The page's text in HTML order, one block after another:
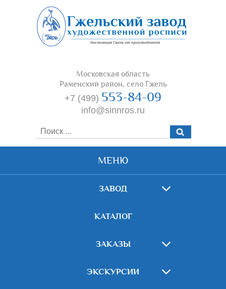
Московская область
Раменский район, село Гжель
+7 (499) 553-84-09
info@sinnros.ru
МЕНЮ
ЗАВОД
КАТАЛОГ
ЗАКАЗЫ
ЭКСКУРСИИ